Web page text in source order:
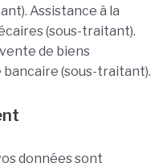
Assistance à la
(sous-traitant).
de biens
(sous-traitant).
données sont